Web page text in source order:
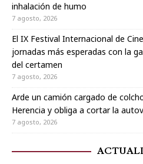
inhalación de humo
7 agosto, 2026
El IX Festival Internacional de
jornadas más esperadas con la
del certamen
7 agosto, 2026
Arde un camión cargado de
Herencia y obliga a cortar la
7 agosto, 2026